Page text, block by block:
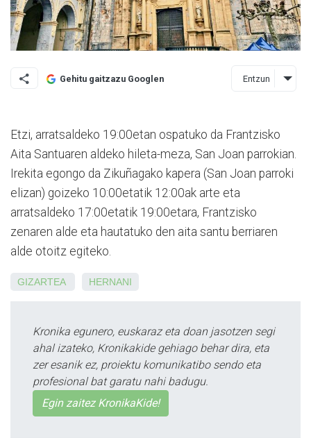
Gehitu gaitzazu Googlen Entzun
Etzi, arratsaldeko 19:00etan ospatuko da Frantzisko
Aita Santuaren aldeko hileta-meza, San Joan parrokian.
Irekita egongo da Zikuñagako kapera (San Joan parroki
elizan) goizeko 10:00etatik 12:00ak arte eta
arratsaldeko 17:00etatik 19:00etara, Frantzisko
zenaren alde eta hautatuko den aita santu berriaren
alde otoitz egiteko.
GIZARTEA HERNANI
Kronika egunero, euskaraz eta doan jasotzen segi
ahal izateko, Kronikakide gehiago behar dira, eta
zer esanik ez, proiektu komunikatibo sendo eta
profesional bat garatu nahi badugu.
Egin zaitez KronikaKide!